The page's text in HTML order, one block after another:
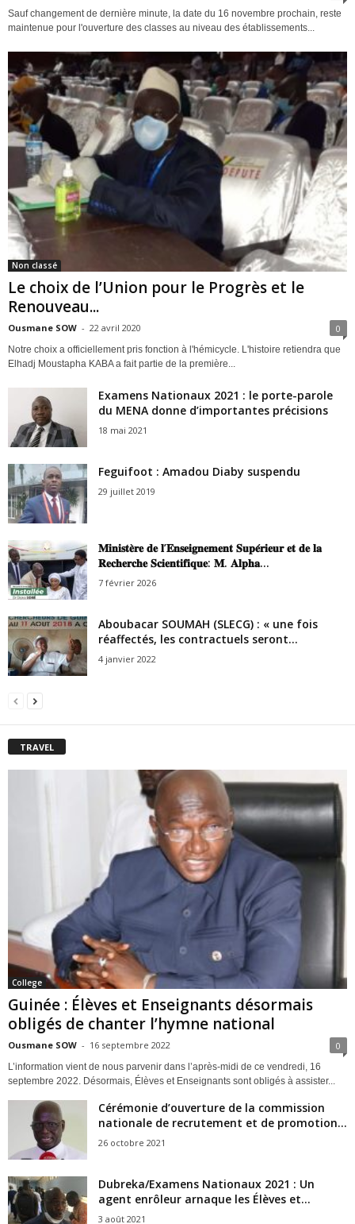
Sauf changement de dernière minute, la date du 16 novembre prochain, reste
maintenue pour l'ouverture des classes au niveau des établissements...
Non classé
Le choix de l’Union pour le Progrès et le
Renouveau...
Ousmane SOW - 22 avril 2020 0
Notre choix a officiellement pris fonction à l'hémicycle. L'histoire retiendra que
Elhadj Moustapha KABA a fait partie de la première...
Examens Nationaux 2021 : le porte-parole
du MENA donne d’importantes précisions
18 mai 2021
Feguifoot : Amadou Diaby suspendu
29 juillet 2019
𝐌𝐢𝐧𝐢𝐬𝐭𝐞̀𝐫𝐞 𝐝𝐞 𝐥’𝐄𝐧𝐬𝐞𝐢𝐠𝐧𝐞𝐦𝐞𝐧𝐭 𝐒𝐮𝐩𝐞́𝐫𝐢𝐞𝐮𝐫 𝐞𝐭 𝐝𝐞 𝐥𝐚
𝐑𝐞𝐜𝐡𝐞𝐫𝐜𝐡𝐞 𝐒𝐜𝐢𝐞𝐧𝐭𝐢𝐟𝐢𝐪𝐮𝐞: 𝐌. 𝐀𝐥𝐩𝐡𝐚...
7 février 2026
Aboubacar SOUMAH (SLECG) : « une fois
réaffectés, les contractuels seront...
4 janvier 2022
TRAVEL
College
Guinée : Élèves et Enseignants désormais
obligés de chanter l’hymne national
Ousmane SOW - 16 septembre 2022 0
L’information vient de nous parvenir dans l’après-midi de ce vendredi, 16
septembre 2022. Désormais, Élèves et Enseignants sont obligés à assister...
Cérémonie d’ouverture de la commission
nationale de recrutement et de promotion...
26 octobre 2021
Dubreka/Examens Nationaux 2021 : Un
agent enrôleur arnaque les Élèves et...
3 août 2021